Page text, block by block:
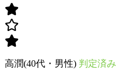
高潤(40代・男性) 判定済み